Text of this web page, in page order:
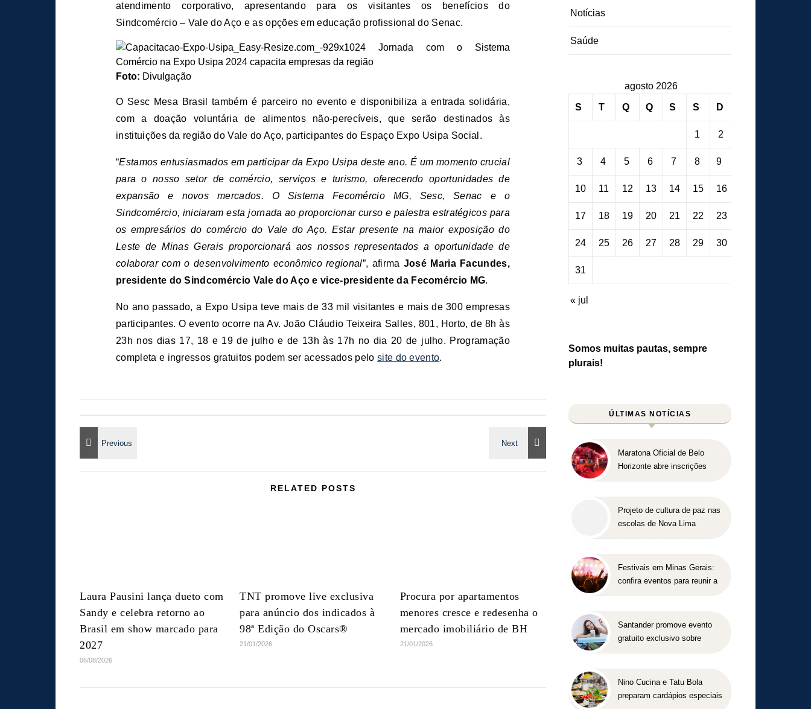
atendimento corporativo, apresentando para os visitantes os benefícios do
Sindcomércio – Vale do Aço e as opções em educação profissional do Senac.
Foto: Divulgação
O Sesc Mesa Brasil também é parceiro no evento e disponibiliza a entrada solidária,
com a doação voluntária de alimentos não-perecíveis, que serão destinados às
instituições da região do Vale do Aço, participantes do Espaço Expo Usipa Social.
“Estamos entusiasmados em participar da Expo Usipa deste ano. É um momento crucial
para o nosso setor de comércio, serviços e turismo, oferecendo oportunidades de
expansão e novos mercados. O Sistema Fecomércio MG, Sesc, Senac e o
Sindcomércio, iniciaram esta jornada ao proporcionar curso e palestra estratégicos para
os empresários do comércio do Vale do Aço. Estar presente na maior exposição do
Leste de Minas Gerais proporcionará aos nossos representados a oportunidade de
colaborar com o desenvolvimento econômico regional”, afirma José Maria Facundes,
presidente do Sindcomércio Vale do Aço e vice-presidente da Fecomércio MG.
No ano passado, a Expo Usipa teve mais de 33 mil visitantes e mais de 300 empresas
participantes. O evento ocorre na Av. João Cláudio Teixeira Salles, 801, Horto, de 8h às
23h nos dias 17, 18 e 19 de julho e de 13h às 17h no dia 20 de julho. Programação
completa e ingressos gratuitos podem ser acessados pelo site do evento.
RELATED POSTS
Laura Pausini lança dueto com
Sandy e celebra retorno ao
Brasil em show marcado para
2027
06/08/2026
TNT promove live exclusiva
para anúncio dos indicados à
98ª Edição do Oscars®
21/01/2026
Procura por apartamentos
menores cresce e redesenha o
mercado imobiliário de BH
21/01/2026
Notícias
Saúde
agosto 2026
S T Q Q S S D
1 2
3 4 5 6 7 8 9
10 11 12 13 14 15 16
17 18 19 20 21 22 23
24 25 26 27 28 29 30
31
« jul
Somos muitas pautas, sempre
plurais!
ÚLTIMAS NOTÍCIAS
Maratona Oficial de Belo
Horizonte abre inscrições
Projeto de cultura de paz nas
escolas de Nova Lima
Festivais em Minas Gerais:
confira eventos para reunir a
Santander promove evento
gratuito exclusivo sobre
Nino Cucina e Tatu Bola
preparam cardápios especiais